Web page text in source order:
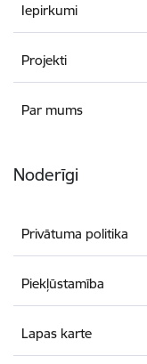
Iepirkumi
Projekti
Par mums
Noderīgi
Privātuma politika
Piekļūstamība
Lapas karte